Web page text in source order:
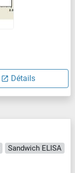
Détails
Sandwich ELISA